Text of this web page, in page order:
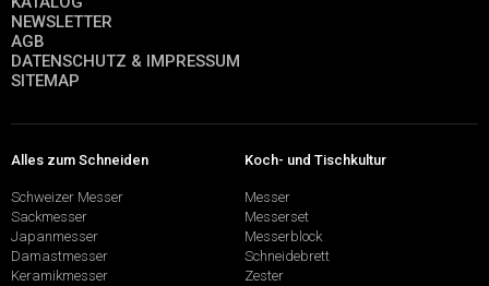
NEWSLETTER
AGB
DATENSCHUTZ & IMPRESSUM
SITEMAP
Alles zum Schneiden
Schweizer Messer
Sackmesser
Japanmesser
Damastmesser
Keramikmesser
Koch- und Tischkultur
Messer
Messerset
Messerblock
Schneidebrett
Zester